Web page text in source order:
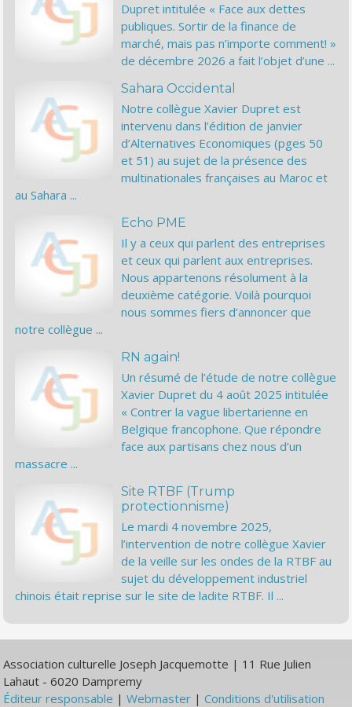
Dupret intitulée « Face aux dettes
publiques. Sortir de la finance de
marché, mais pas n’importe comment! »
de décembre 2026 a fait l’objet d’une ...
Sahara Occidental
Notre collègue Xavier Dupret est
intervenu dans l’édition de janvier
d’Alternatives Economiques (pges 50
et 51) au sujet de la présence des
multinationales françaises au Maroc et
au Sahara ...
Echo PME
Il y a ceux qui parlent des entreprises
et ceux qui parlent aux entreprises.
Nous appartenons résolument à la
deuxième catégorie. Voilà pourquoi
nous sommes fiers d’annoncer que
notre collègue ...
RN again!
Un résumé de l’étude de notre collègue
Xavier Dupret du 4 août 2025 intitulée
« Contrer la vague libertarienne en
Belgique francophone. Que répondre
face aux partisans chez nous d’un
massacre ...
Site RTBF (Trump
protectionnisme)
Le mardi 4 novembre 2025,
l’intervention de notre collègue Xavier
de la veille sur les ondes de la RTBF au
sujet du développement industriel
chinois était reprise sur le site de ladite RTBF. Il ...
Association culturelle Joseph Jacquemotte | 11 Rue Julien
Lahaut - 6020 Dampremy
Éditeur responsable |Webmaster |Conditions d'utilisation